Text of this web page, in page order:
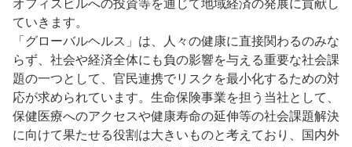
オフィスビルへの投資等を通じて地域経済の発展に貢献し
ていきます。
「グローバルヘルス」は、人々の健康に直接関わるのみな
らず、社会や経済全体にも負の影響を与える重要な社会課
題の一つとして、官民連携でリスクを最小化するための対
応が求められています。生命保険事業を担う当社として、
保健医療へのアクセスや健康寿命の延伸等の社会課題解決
に向けて果たせる役割は大きいものと考えており、国内外